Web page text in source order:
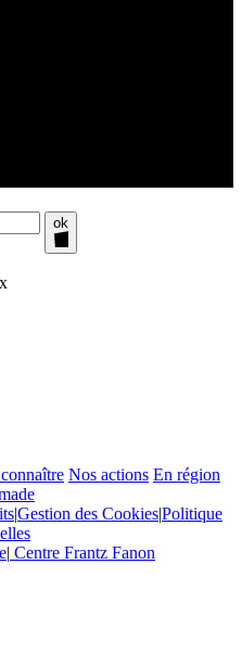
ok
Nos actions En région
|Gestion des Cookies|Politique
| Centre Frantz Fanon